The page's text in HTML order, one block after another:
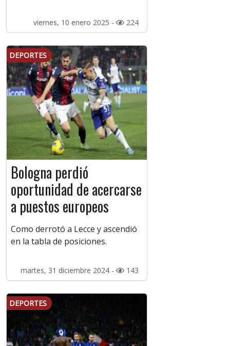
viernes, 10 enero 2025 - 224
DEPORTES
Bologna perdió
oportunidad de acercarse
a puestos europeos
Como derrotó a Lecce y ascendió
en la tabla de posiciones.
martes, 31 diciembre 2024 - 143
DEPORTES